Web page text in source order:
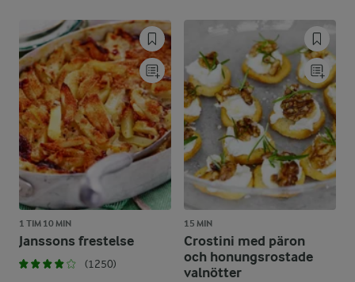
1 TIM 10 MIN
Janssons frestelse
(1250)
15 MIN
Crostini med päron
och honungsrostade
valnötter